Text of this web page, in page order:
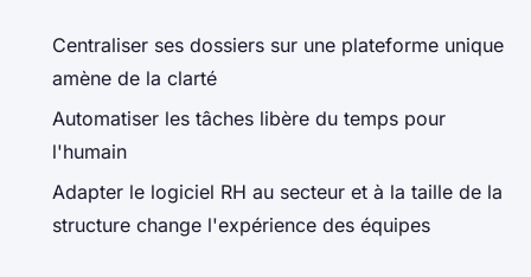
Centraliser ses dossiers sur une plateforme unique
amène de la clarté
Automatiser les tâches libère du temps pour
l'humain
Adapter le logiciel RH au secteur et à la taille de la
structure change l'expérience des équipes